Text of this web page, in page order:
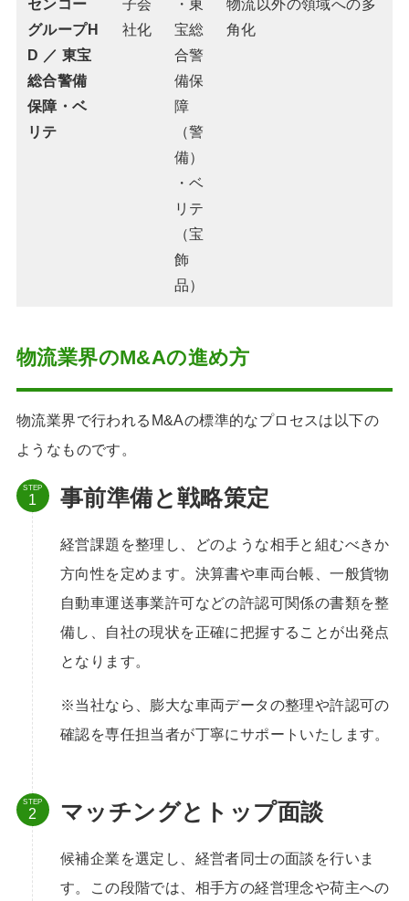
センコー
グループH
D ／ 東宝
総合警備
保障・ベ
リテ
子会
社化
・東
宝総
合警
備保
障
（警
備）
・ベ
リテ
（宝
飾
品）
物流以外の領域への多
角化
物流業界のM&Aの進め方
物流業界で行われるM&Aの標準的なプロセスは以下の
ようなものです。
STEP 事前準備と戦略策定
経営課題を整理し、どのような相手と組むべきか
方向性を定めます。決算書や車両台帳、一般貨物
自動車運送事業許可などの許認可関係の書類を整
備し、自社の現状を正確に把握することが出発点
となります。
※当社なら、膨大な車両データの整理や許認可の
確認を専任担当者が丁寧にサポートいたします。
STEP マッチングとトップ面談
候補企業を選定し、経営者同士の面談を行いま
す。この段階では、相手方の経営理念や荷主への